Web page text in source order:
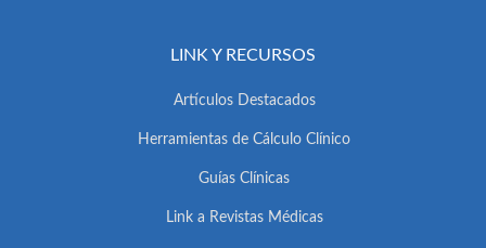
LINK Y RECURSOS
Artículos Destacados
Herramientas de Cálculo Clínico
Guías Clínicas
Link a Revistas Médicas